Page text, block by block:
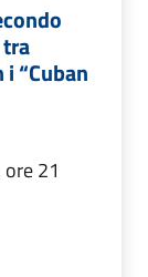
“Cuban
21